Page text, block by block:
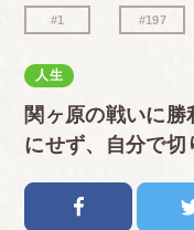
#1 #197
人生
関ヶ原の戦いに
にせず、自分で切